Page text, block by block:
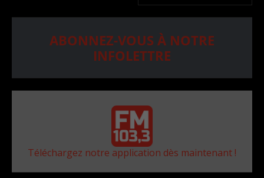
ABONNEZ-VOUS À NOTRE
INFOLETTRE
Téléchargez notre application dès maintenant !